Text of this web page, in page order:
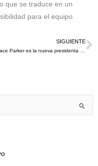
que se traduce en un
para el equipo.
SIGUIENTE